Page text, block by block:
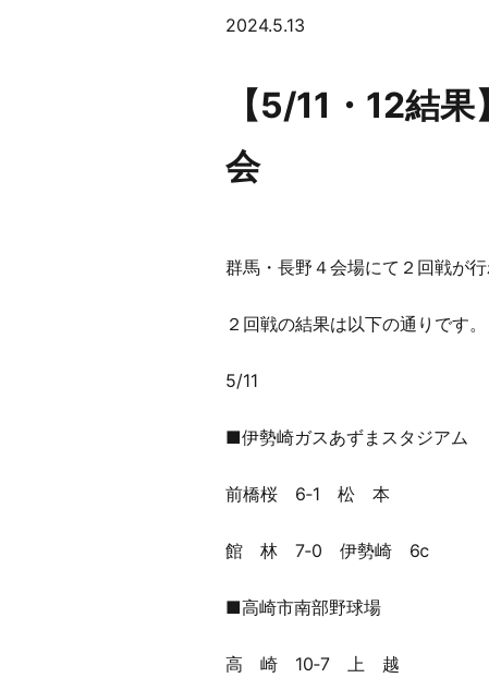
2024.5.13
【5/11・12結
会
群馬・長野４会場にて２回戦が行
２回戦の結果は以下の通りです。
5/11
■伊勢崎ガスあずまスタジアム
前橋桜 6‐1 松 本
館 林 7‐0 伊勢崎 6ⅽ
■高崎市南部野球場
高 崎 10‐7 上 越